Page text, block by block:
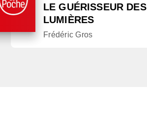
LE GUÉRISSEUR DES
LUMIÈRES
Frédéric Gros